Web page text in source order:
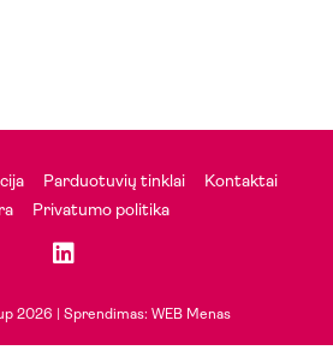
Parduotuvių tinklai
Kontaktai
Privatumo politika
2026 | Sprendimas: WEB Menas